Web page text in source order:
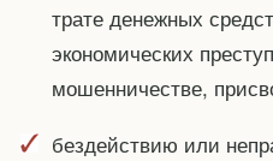
трате денежных
экономических
мошенничестве,
бездействию или